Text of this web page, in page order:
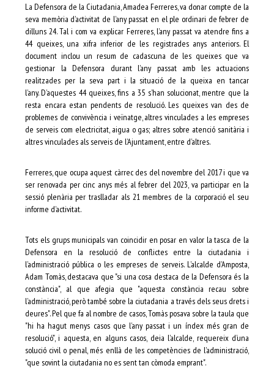
La Defensora de la Ciutadania, Amadea Ferreres, va donar compte de la
seva memòria d’activitat de l’any passat en el ple ordinari de febrer de
dilluns 24. Tal i com va explicar Ferreres, l’any passat va atendre fins a
44 queixes, una xifra inferior de les registrades anys anteriors. El
document inclou un resum de cadascuna de les queixes que va
gestionar la Defensora durant l’any passat amb les actuacions
realitzades per la seva part i la situació de la queixa en tancar
l’any. D’aquestes 44 queixes, fins a 35 s’han solucionat, mentre que la
resta encara estan pendents de resolució. Les queixes van des de
problemes de convivència i veïnatge, altres vinculades a les empreses
de serveis com electricitat, aigua o gas; altres sobre atenció sanitària i
altres vinculades als serveis de l’Ajuntament, entre d’altres.
Ferreres, que ocupa aquest càrrec des del novembre del 2017 i que va
ser renovada per cinc anys més al febrer del 2023, va participar en la
sessió plenària per traslladar als 21 membres de la corporació el seu
informe d’activitat.
Tots els grups municipals van coincidir en posar en valor la tasca de la
Defensora en la resolució de conflictes entre la ciutadania i
l’administració pública o les empreses de serveis. L’alcalde d’Amposta,
Adam Tomàs, destacava que "si una cosa destaca de la Defensora és la
constància", al que afegia que "aquesta constància recau sobre
l’administració, però també sobre la ciutadania a través dels seus drets i
deures". Pel que fa al nombre de casos, Tomàs posava sobre la taula que
"hi ha hagut menys casos que l’any passat i un índex més gran de
resolució", i aquesta, en alguns casos, deia l’alcalde, requereix d’una
solució civil o penal, més enllà de les competències de l’administració,
"que sovint la ciutadania no es sent tan còmoda emprant".